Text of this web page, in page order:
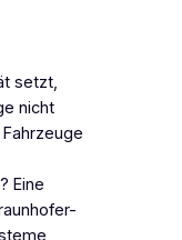
setzt,
nicht
Eine